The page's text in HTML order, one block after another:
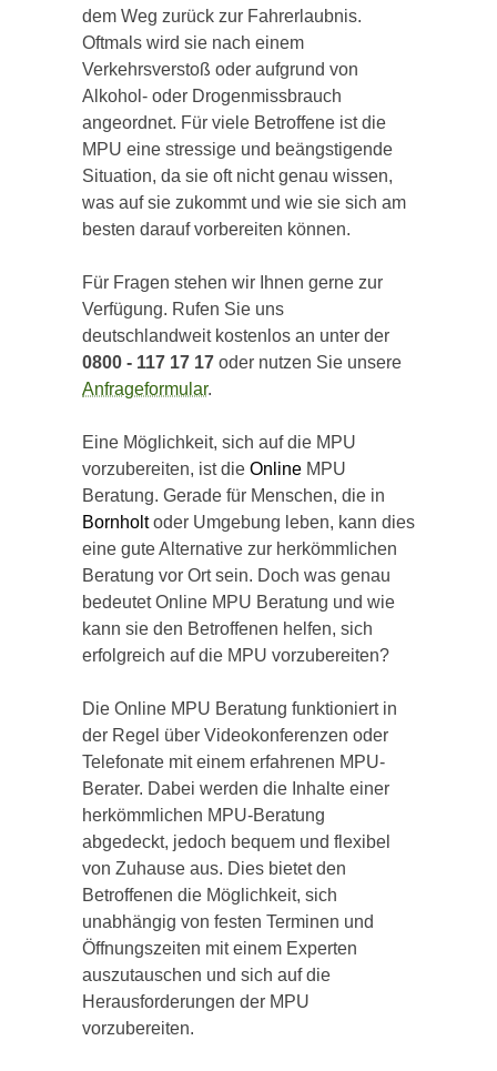
dem Weg zurück zur Fahrerlaubnis.
Oftmals wird sie nach einem
Verkehrsverstoß oder aufgrund von
Alkohol- oder Drogenmissbrauch
angeordnet. Für viele Betroffene ist die
MPU eine stressige und beängstigende
Situation, da sie oft nicht genau wissen,
was auf sie zukommt und wie sie sich am
besten darauf vorbereiten können.
Für Fragen stehen wir Ihnen gerne zur
Verfügung. Rufen Sie uns
deutschlandweit kostenlos an unter der
0800 - 117 17 17 oder nutzen Sie unsere
Anfrageformular.
Eine Möglichkeit, sich auf die MPU
vorzubereiten, ist die Online MPU
Beratung. Gerade für Menschen, die in
Bornholtoder Umgebung leben, kann dies
eine gute Alternative zur herkömmlichen
Beratung vor Ort sein. Doch was genau
bedeutet Online MPU Beratung und wie
kann sie den Betroffenen helfen, sich
erfolgreich auf die MPU vorzubereiten?
Die Online MPU Beratung funktioniert in
der Regel über Videokonferenzen oder
Telefonate mit einem erfahrenen MPU-
Berater. Dabei werden die Inhalte einer
herkömmlichen MPU-Beratung
abgedeckt, jedoch bequem und flexibel
von Zuhause aus. Dies bietet den
Betroffenen die Möglichkeit, sich
unabhängig von festen Terminen und
Öffnungszeiten mit einem Experten
auszutauschen und sich auf die
Herausforderungen der MPU
vorzubereiten.